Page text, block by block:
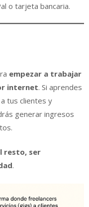
o tarjeta bancaria.
empezar a trabajar
internet. Si aprendes
tus clientes y
generar ingresos
resto, ser
.